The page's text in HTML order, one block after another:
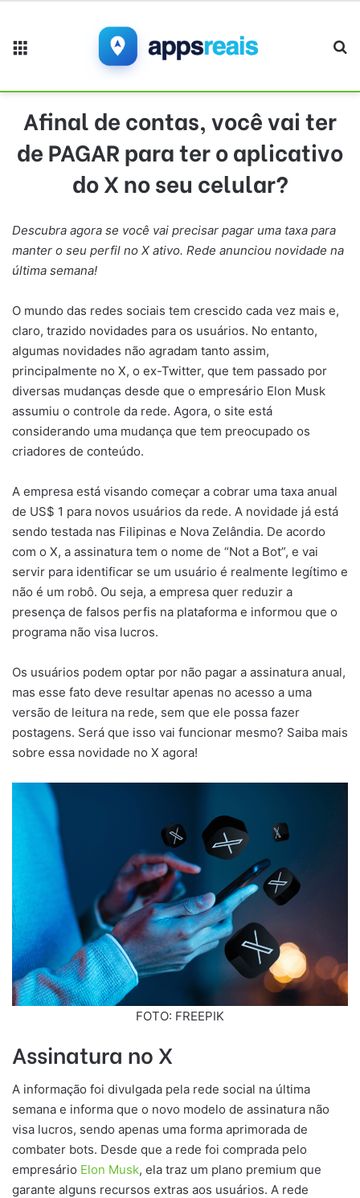
Afinal de contas, você vai ter
de PAGAR para ter o aplicativo
do X no seu celular?
Descubra agora se você vai precisar pagar uma taxa para
manter o seu perfil no X ativo. Rede anunciou novidade na
última semana!
O mundo das redes sociais tem crescido cada vez mais e,
claro, trazido novidades para os usuários. No entanto,
algumas novidades não agradam tanto assim,
principalmente no X, o ex-Twitter, que tem passado por
diversas mudanças desde que o empresário Elon Musk
assumiu o controle da rede. Agora, o site está
considerando uma mudança que tem preocupado os
criadores de conteúdo.
A empresa está visando começar a cobrar uma taxa anual
de US$ 1 para novos usuários da rede. A novidade já está
sendo testada nas Filipinas e Nova Zelândia. De acordo
com o X, a assinatura tem o nome de “Not a Bot”, e vai
servir para identificar se um usuário é realmente legítimo e
não é um robô. Ou seja, a empresa quer reduzir a
presença de falsos perfis na plataforma e informou que o
programa não visa lucros.
Os usuários podem optar por não pagar a assinatura anual,
mas esse fato deve resultar apenas no acesso a uma
versão de leitura na rede, sem que ele possa fazer
postagens. Será que isso vai funcionar mesmo? Saiba mais
sobre essa novidade no X agora!
FOTO: FREEPIK
Assinatura no X
A informação foi divulgada pela rede social na última
semana e informa que o novo modelo de assinatura não
visa lucros, sendo apenas uma forma aprimorada de
combater bots. Desde que a rede foi comprada pelo
empresário Elon Musk, ela traz um plano premium que
garante alguns recursos extras aos usuários. A rede